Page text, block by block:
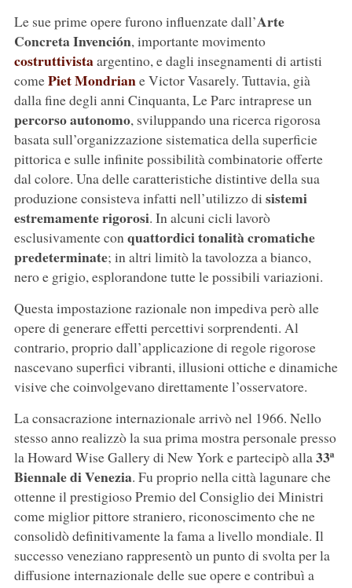
Le sue prime opere furono influenzate dall’Arte
Concreta Invención, importante movimento
costruttivistaargentino, e dagli insegnamenti di artisti
comePiet Mondriane Victor Vasarely. Tuttavia, già
dalla fine degli anni Cinquanta, Le Parc intraprese un
percorso autonomo, sviluppando una ricerca rigorosa
basata sull’organizzazione sistematica della superficie
pittorica e sulle infinite possibilità combinatorie offerte
dal colore. Una delle caratteristiche distintive della sua
produzione consisteva infatti nell’utilizzo di sistemi
estremamente rigorosi. In alcuni cicli lavorò
esclusivamente con quattordici tonalità cromatiche
predeterminate; in altri limitò la tavolozza a bianco,
nero e grigio, esplorandone tutte le possibili variazioni.
Questa impostazione razionale non impediva però alle
opere di generare effetti percettivi sorprendenti. Al
contrario, proprio dall’applicazione di regole rigorose
nascevano superfici vibranti, illusioni ottiche e dinamiche
visive che coinvolgevano direttamente l’osservatore.
La consacrazione internazionale arrivò nel 1966. Nello
stesso anno realizzò la sua prima mostra personale presso
la Howard Wise Gallery di New York e partecipò alla 33ª
Biennale di Venezia. Fu proprio nella città lagunare che
ottenne il prestigioso Premio del Consiglio dei Ministri
come miglior pittore straniero, riconoscimento che ne
consolidò definitivamente la fama a livello mondiale. Il
successo veneziano rappresentò un punto di svolta per la
diffusione internazionale delle sue opere e contribuì a